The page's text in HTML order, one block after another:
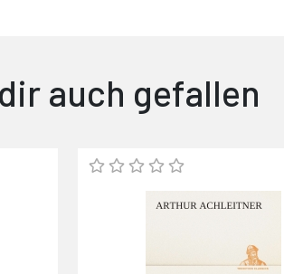
auch gefallen